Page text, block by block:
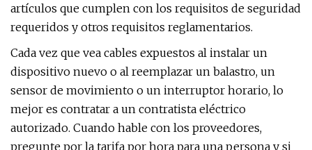
artículos que cumplen con los requisitos de seguridad
requeridos y otros requisitos reglamentarios.
Cada vez que vea cables expuestos al instalar un
dispositivo nuevo o al reemplazar un balastro, un
sensor de movimiento o un interruptor horario, lo
mejor es contratar a un contratista eléctrico
autorizado. Cuando hable con los proveedores,
pregunte por la tarifa por hora para una persona y si